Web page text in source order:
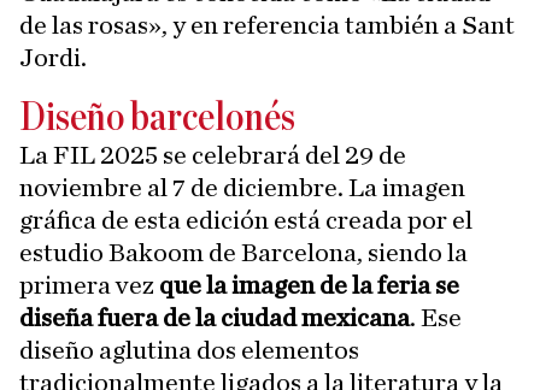
de las rosas», y en referencia también a Sant
Jordi.
Diseño barcelonés
La FIL 2025 se celebrará del 29 de
noviembre al 7 de diciembre. La imagen
gráfica de esta edición está creada por el
estudio Bakoom de Barcelona, siendo la
primera vez que la imagen de la feria se
diseña fuera de la ciudad mexicana. Ese
diseño aglutina dos elementos
tradicionalmente ligados a la literatura y la